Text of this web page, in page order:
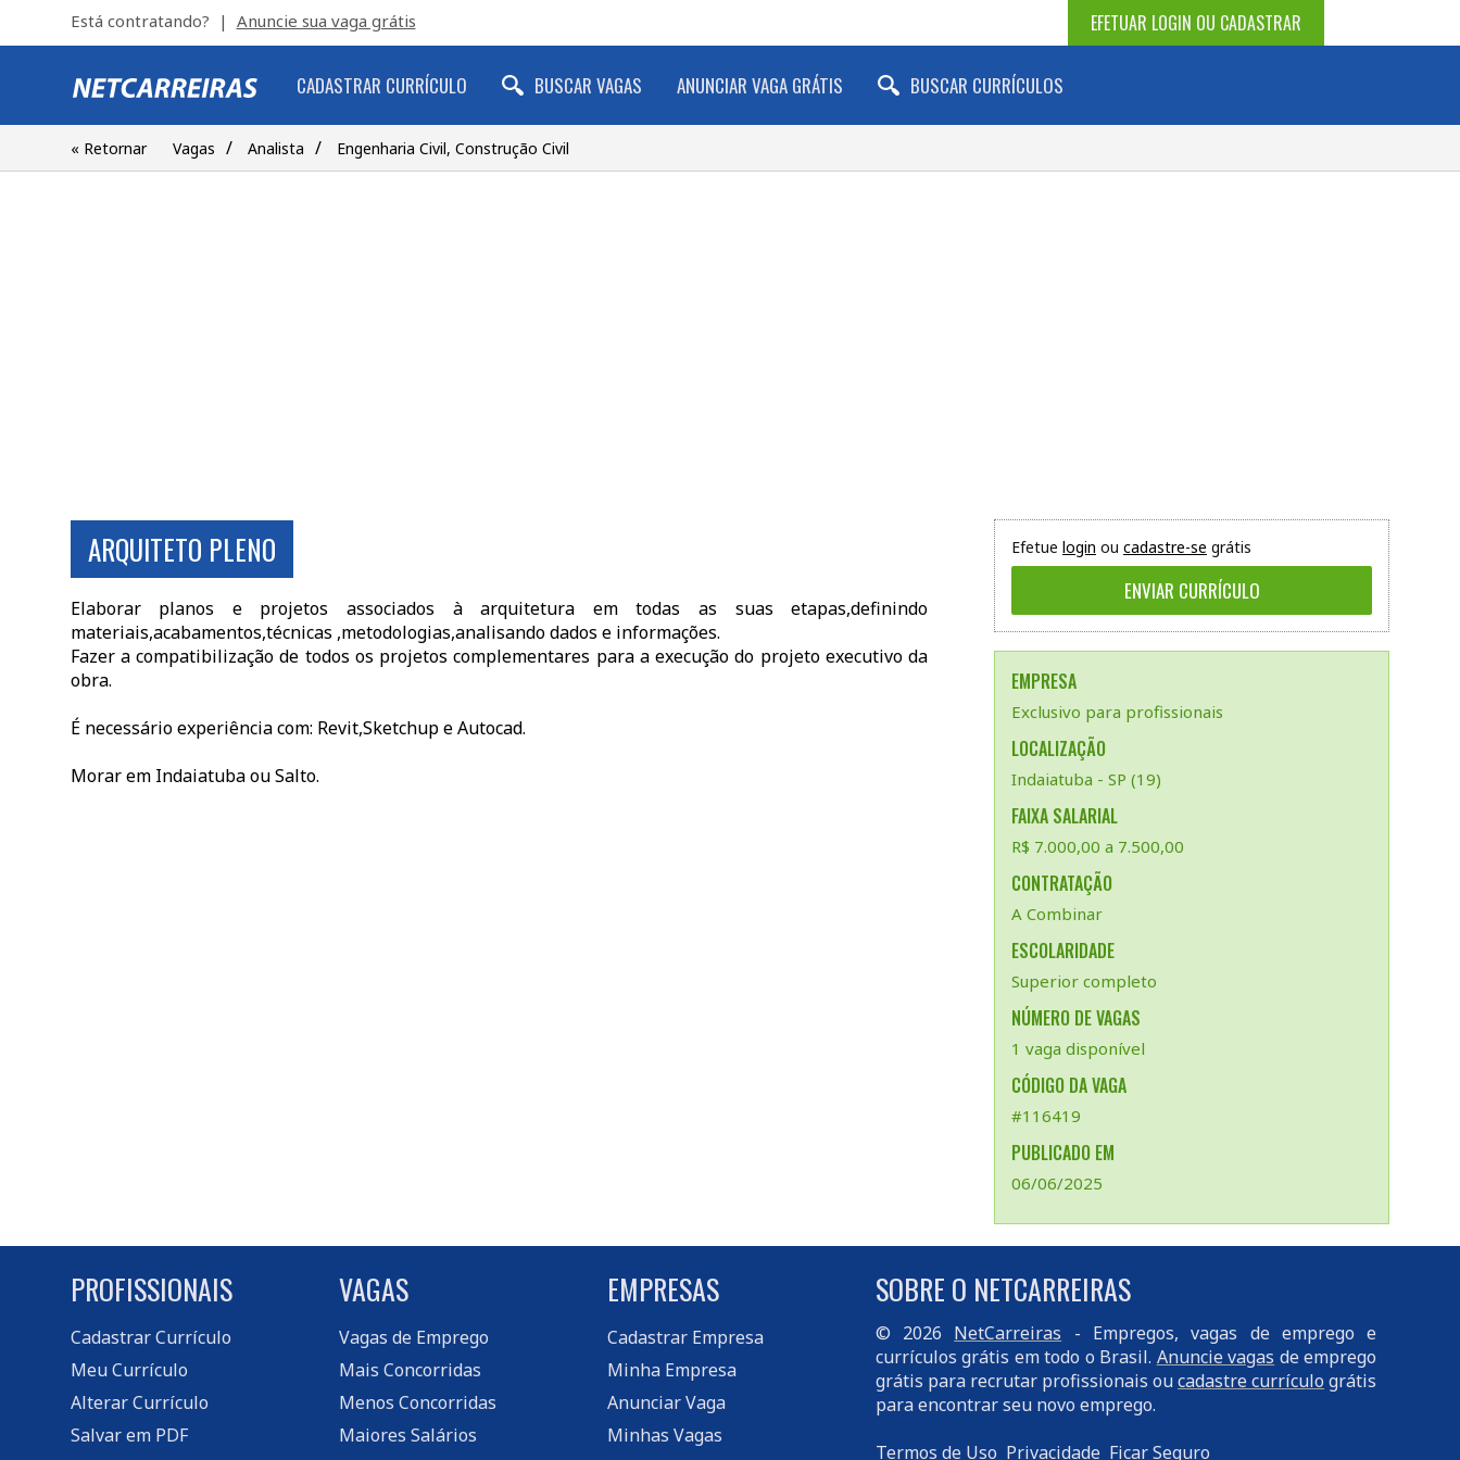
EFETUAR LOGIN OU CADASTRAR
Está contratando? | Anuncie sua vaga grátis
CADASTRAR CURRÍCULO BUSCAR VAGAS ANUNCIAR VAGA GRÁTIS BUSCAR CURRÍCULOS
« Retornar Vagas / Analista / Engenharia Civil, Construção Civil
Efetue login ou cadastre-se grátis
EMPRESA
Exclusivo para profissionais
LOCALIZAÇÃO
Indaiatuba - SP (19)
FAIXA SALARIAL
R$ 7.000,00 a 7.500,00
CONTRATAÇÃO
A Combinar
ESCOLARIDADE
Superior completo
NÚMERO DE VAGAS
1 vaga disponível
CÓDIGO DA VAGA
#116419
PUBLICADO EM
06/06/2025
ARQUITETO PLENO
Elaborar planos e projetos associados à arquitetura em todas as suas etapas,definindo
materiais,acabamentos,técnicas ,metodologias,analisando dados e informações.
Fazer a compatibilização de todos os projetos complementares para a execução do projeto executivo da
obra.
É necessário experiência com: Revit,Sketchup e Autocad.
Morar em Indaiatuba ou Salto.
PROFISSIONAIS
Cadastrar Currículo
Meu Currículo
Alterar Currículo
Salvar em PDF
VAGAS
Vagas de Emprego
Mais Concorridas
Menos Concorridas
Maiores Salários
EMPRESAS
Cadastrar Empresa
Minha Empresa
Anunciar Vaga
Minhas Vagas
SOBRE O NETCARREIRAS
© 2026 NetCarreiras - Empregos, vagas de emprego e
currículos grátis em todo o Brasil. Anuncie vagas de emprego
grátis para recrutar profissionais oucadastre currículo grátis
para encontrar seu novo emprego.
Termos de Uso Privacidade Ficar Seguro